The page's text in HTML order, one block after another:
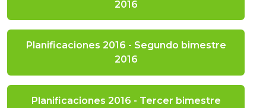
2016
Planificaciones 2016 - Segundo bimestre
2016
Planificaciones 2016 - Tercer bimestre